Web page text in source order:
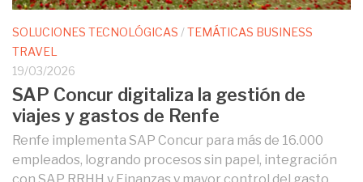
SOLUCIONES TECNOLÓGICAS /TEMÁTICAS BUSINESS
TRAVEL
19/03/2026
SAP Concur digitaliza la gestión de
viajes y gastos de Renfe
Renfe implementa SAP Concur para más de 16.000
empleados, logrando procesos sin papel, integración